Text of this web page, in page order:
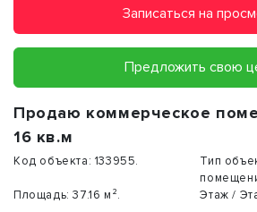
Записаться на
Предложить свою
Продаю коммерческое
16 кв.м
Код объекта: 133955. Тип
Площадь: 37.16 м². Этаж /